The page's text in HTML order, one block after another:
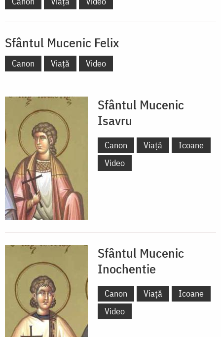
Sfântul Mucenic Felix
Canon Viață Video
Sfântul Mucenic
Isavru
Canon Viață
Icoane
Video
Sfântul Mucenic
Inochentie
Canon Viață
Icoane
Video